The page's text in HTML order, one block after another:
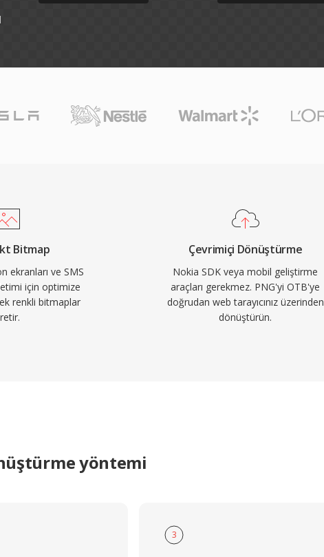
Bitmap
ekranları ve SMS
için optimize
renkli bitmaplar
Çevrimiçi Dönüştürme
Nokia SDK veya mobil geliştirme
araçları gerekmez. PNG'yi OTB'ye
doğrudan web tarayıcınız üzerinden
dönüştürün.
yöntemi
3